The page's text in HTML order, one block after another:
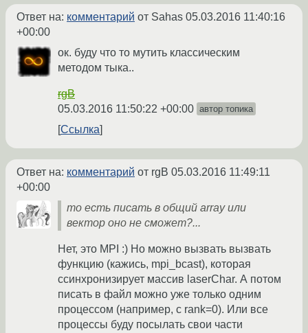
Ответ на: комментарий от Sahas 05.03.2016 11:40:16
+00:00
ок. буду что то мутить классическим
методом тыка..
rgB
05.03.2016 11:50:22 +00:00 автор топика
Ссылка
Ответ на: комментарий от rgB 05.03.2016 11:49:11
+00:00
то есть писать в общий array или
вектор оно не сможет?...
Нет, это MPI :) Но можно вызвать вызвать
функцию (кажись, mpi_bcast), которая
ссинхронизирует массив laserChar. А потом
писать в файл можно уже только одним
процессом (например, с rank=0). Или все
процессы буду посылать свои части